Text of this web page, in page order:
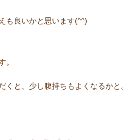
も良いかと思います(^^)
。
と、少し腹持ちもよくなるかと。